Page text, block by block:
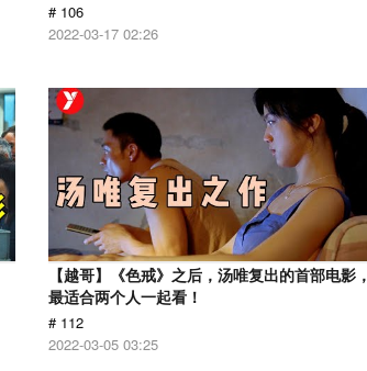
# 106
2022-03-17 02:26
【越哥】《色戒》之后，汤唯复出的首部电影，
最适合两个人一起看！
# 112
2022-03-05 03:25